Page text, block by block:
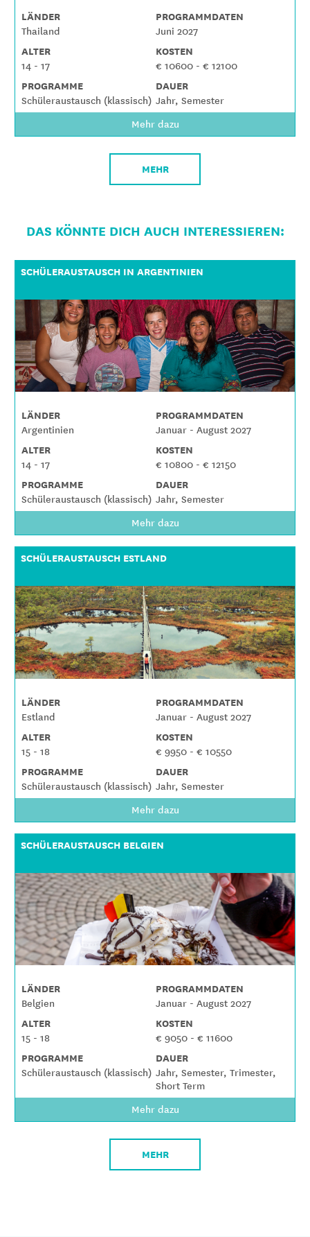
LÄNDER PROGRAMMDATEN
Thailand Juni 2027
ALTER KOSTEN
14 - 17 € 10600 - € 12100
PROGRAMME DAUER
Schüleraustausch (klassisch) Jahr, Semester
Mehr dazu
MEHR
DAS KÖNNTE DICH AUCH INTERESSIEREN:
SCHÜLERAUSTAUSCH IN ARGENTINIEN
LÄNDER PROGRAMMDATEN
Argentinien Januar - August 2027
ALTER KOSTEN
14 - 17 € 10800 - € 12150
PROGRAMME DAUER
Schüleraustausch (klassisch) Jahr, Semester
Mehr dazu
SCHÜLERAUSTAUSCH ESTLAND
LÄNDER PROGRAMMDATEN
Estland Januar - August 2027
ALTER KOSTEN
15 - 18 € 9950 - € 10550
PROGRAMME DAUER
Schüleraustausch (klassisch) Jahr, Semester
Mehr dazu
SCHÜLERAUSTAUSCH BELGIEN
LÄNDER PROGRAMMDATEN
Belgien Januar - August 2027
ALTER KOSTEN
15 - 18 € 9050 - € 11600
PROGRAMME DAUER
Schüleraustausch (klassisch) Jahr, Semester, Trimester,
Short Term
Mehr dazu
MEHR